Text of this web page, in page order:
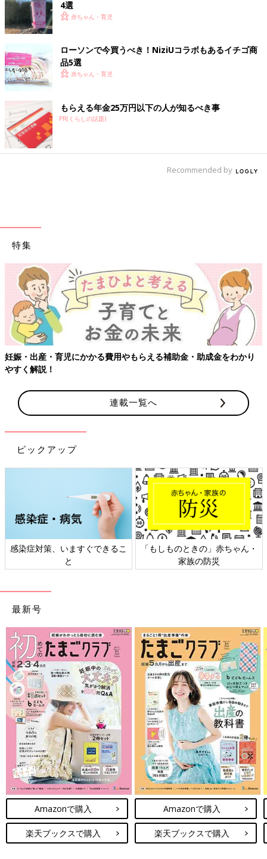
4選
赤ちゃん・育児
ローソンで今買うべき！NiziUコラボもあるイチゴ商
品5選
赤ちゃん・育児
もらえる年金25万円以下の人が知るべき事
PR(くらしの話題)
Recommended by
特集
妊娠・出産・育児にかかる費用やもらえる補助金・助成金をわかり
やすく解説！
連載一覧へ
ピックアップ
感染症対策、いますぐできるこ
と
「もしものときの」赤ちゃん・
家族の防災
最新号
Amazonで購入
楽天ブックスで購入
Amazonで購入
楽天ブックスで購入